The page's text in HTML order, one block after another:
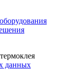
данных